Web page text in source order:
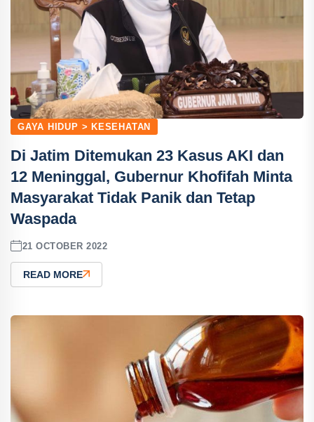
GAYA HIDUP > KESEHATAN
Di Jatim Ditemukan 23 Kasus AKI dan
12 Meninggal, Gubernur Khofifah Minta
Masyarakat Tidak Panik dan Tetap
Waspada
21 OCTOBER 2022
READ MORE